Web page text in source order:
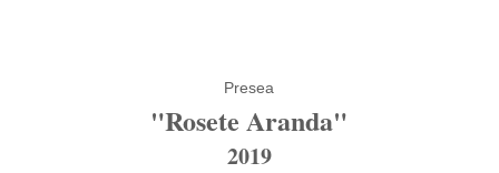
Presea
"Rosete Aranda"
2019